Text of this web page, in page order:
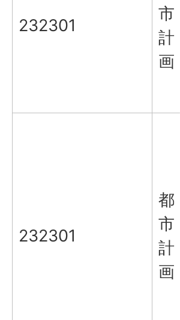
232301
市
計
画
232301
都
市
計
画